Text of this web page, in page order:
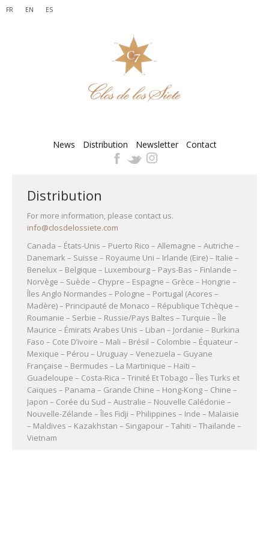
FR EN ES
News Distribution Newsletter Contact
Distribution
For more information, please contact us.
info@closdelossiete.com
Canada – États-Unis – Puerto Rico – Allemagne – Autriche –
Danemark – Suisse – Royaume Uni – Irlande (Eire) – Italie –
Benelux – Belgique – Luxembourg – Pays-Bas – Finlande –
Norvège – Suède – Chypre – Espagne – Grèce – Hongrie –
Îles Anglo Normandes – Pologne – Portugal (Acores –
Madère) – Principauté de Monaco – République Tchèque –
Roumanie – Serbie – Russie/Pays Baltes – Turquie – Île
Maurice – Émirats Arabes Unis – Liban – Jordanie – Burkina
Faso – Cote D’ivoire – Mali – Brésil – Colombie – Équateur –
Mexique – Pérou – Uruguay – Venezuela – Guyane
Française – Bermudes – La Martinique – Haïti –
Guadeloupe – Costa-Rica – Trinité Et Tobago – Îles Turks et
Caïques – Panama – Grande Chine – Hong-Kong – Chine –
Japon – Corée du Sud – Australie – Nouvelle Calédonie –
Nouvelle-Zélande – Îles Fidji – Philippines – Inde – Malaisie
– Maldives – Kazakhstan – Singapour – Tahiti – Thaïlande –
Vietnam